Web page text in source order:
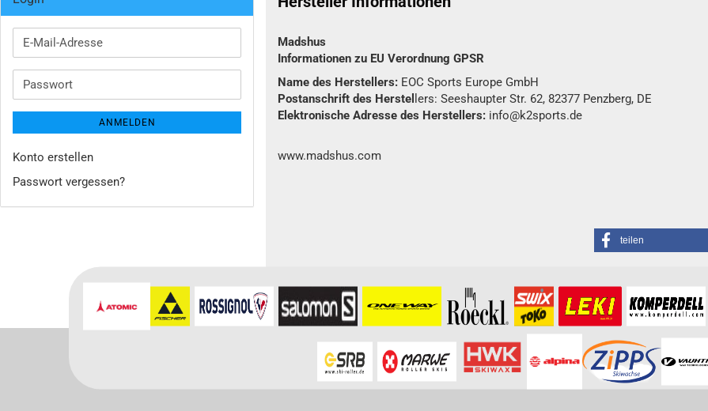
Madshus
Informationen zu EU Verordnung GPSR
Name des Herstellers: EOC Sports Europe GmbH
Postanschrift des Herstel lers: Seeshaupter Str. 62, 82377 Penzberg, DE
Elektronische Adresse des Herstellers: info@k2sports.de
www.madshus.com
teilen
Für weitere Informationen besuchen Sie bitte dieHomepagezu diesem Artikel.
E-
Mail-
Passwort
ANMELDEN
Konto erstellen
Passwort vergessen?